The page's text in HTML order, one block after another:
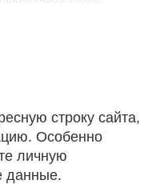
строку сайта,
Особенно
личную
данные.